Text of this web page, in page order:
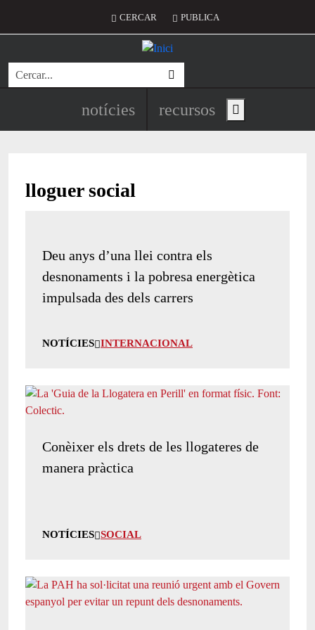
Menú del compte d'usuari
CERCAR PUBLICA
Cerca
Navegació principal de
notícies recursos Show main menu
lloguer social
Deu anys d’una llei contra els
desnonaments i la pobresa energètica
impulsada des dels carrers
NOTÍCIES INTERNACIONAL
Conèixer els drets de les llogateres de
manera pràctica
NOTÍCIES SOCIAL